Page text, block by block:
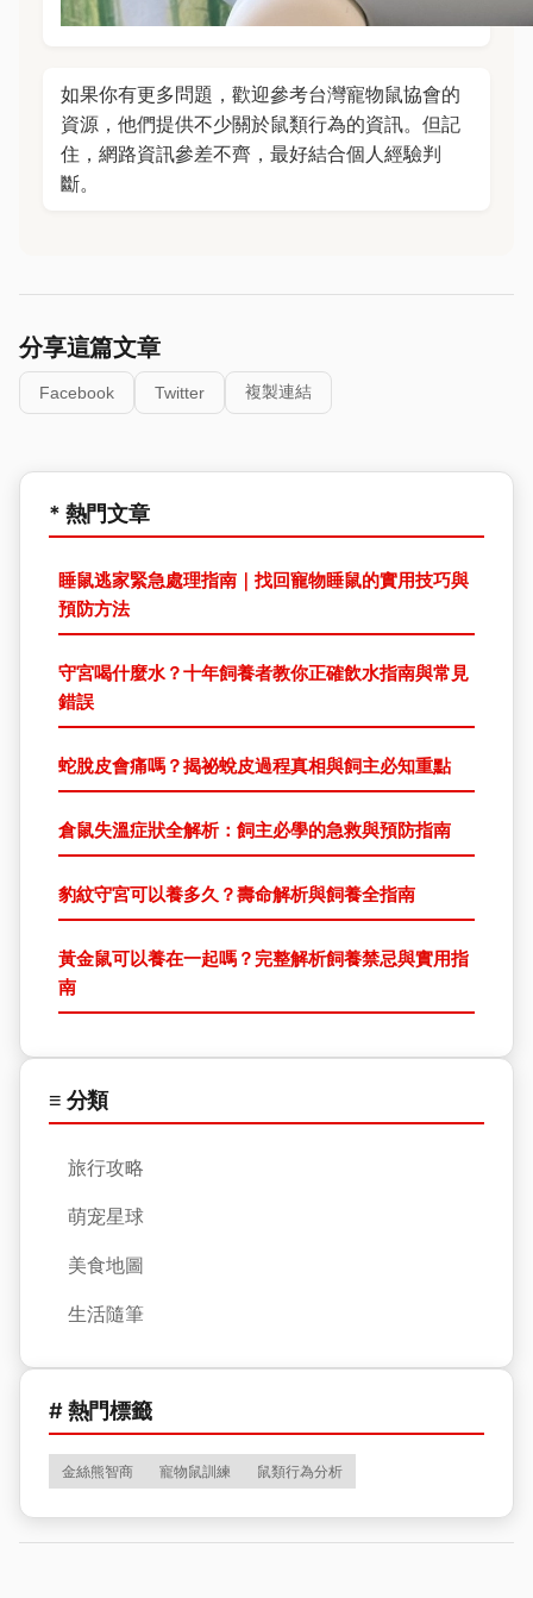
如果你有更多問題，歡迎參考台灣寵物鼠協會的
資源，他們提供不少關於鼠類行為的資訊。但記
住，網路資訊參差不齊，最好結合個人經驗判
斷。
分享這篇文章
Facebook Twitter 複製連結
* 熱門文章
睡鼠逃家緊急處理指南｜找回寵物睡鼠的實用技巧與
預防方法
守宮喝什麼水？十年飼養者教你正確飲水指南與常見
錯誤
蛇脫皮會痛嗎？揭祕蛻皮過程真相與飼主必知重點
倉鼠失溫症狀全解析：飼主必學的急救與預防指南
豹紋守宮可以養多久？壽命解析與飼養全指南
黃金鼠可以養在一起嗎？完整解析飼養禁忌與實用指
南
≡ 分類
旅行攻略
萌宠星球
美食地圖
生活隨筆
# 熱門標籤
金絲熊智商 寵物鼠訓練 鼠類行為分析